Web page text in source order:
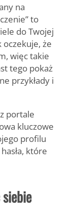
na
to
do Twojej
oczekuje, że
więc takie
tego pokaż
przykłady i
portale
kluczowe
profilu
które